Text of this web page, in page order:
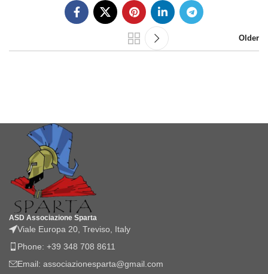
Older
ASD Associazione Sparta
Viale Europa 20, Treviso, Italy
Phone: +39 348 708 8611
Email: associazionesparta@gmail.com